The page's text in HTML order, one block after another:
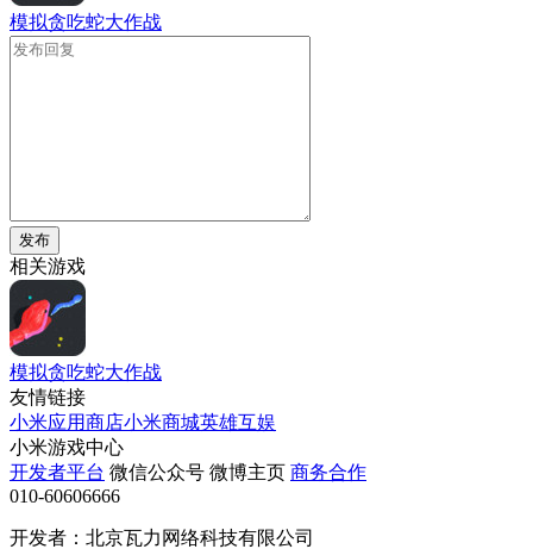
模拟贪吃蛇大作战
发布
相关游戏
模拟贪吃蛇大作战
友情链接
小米应用商店小米商城英雄互娱
小米游戏中心
开发者平台 微信公众号 微博主页 商务合作
010-60606666
开发者：北京瓦力网络科技有限公司